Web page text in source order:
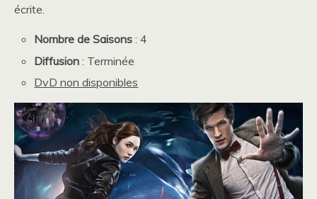
écrite.
Nombre de Saisons : 4
Diffusion : Terminée
DvD non disponibles